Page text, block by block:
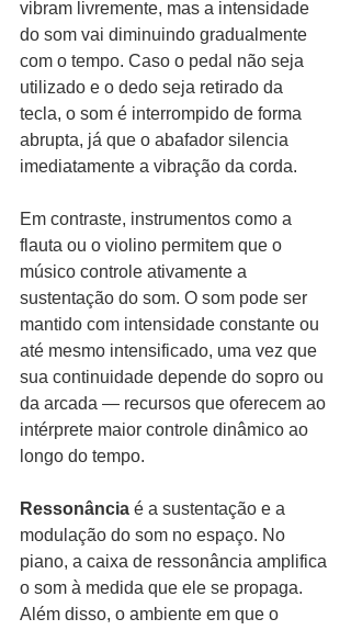
vibram livremente, mas a intensidade
do som vai diminuindo gradualmente
com o tempo. Caso o pedal não seja
utilizado e o dedo seja retirado da
tecla, o som é interrompido de forma
abrupta, já que o abafador silencia
imediatamente a vibração da corda.
Em contraste, instrumentos como a
flauta ou o violino permitem que o
músico controle ativamente a
sustentação do som. O som pode ser
mantido com intensidade constante ou
até mesmo intensificado, uma vez que
sua continuidade depende do sopro ou
da arcada — recursos que oferecem ao
intérprete maior controle dinâmico ao
longo do tempo.
Ressonância é a sustentação e a
modulação do som no espaço. No
piano, a caixa de ressonância amplifica
o som à medida que ele se propaga.
Além disso, o ambiente em que o